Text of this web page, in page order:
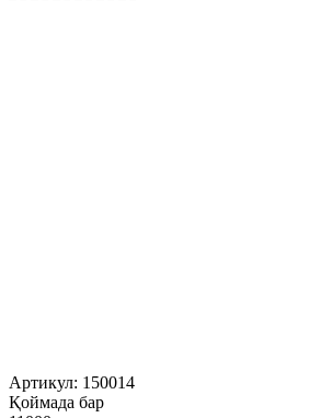
Артикул: 150014
Қоймада бар